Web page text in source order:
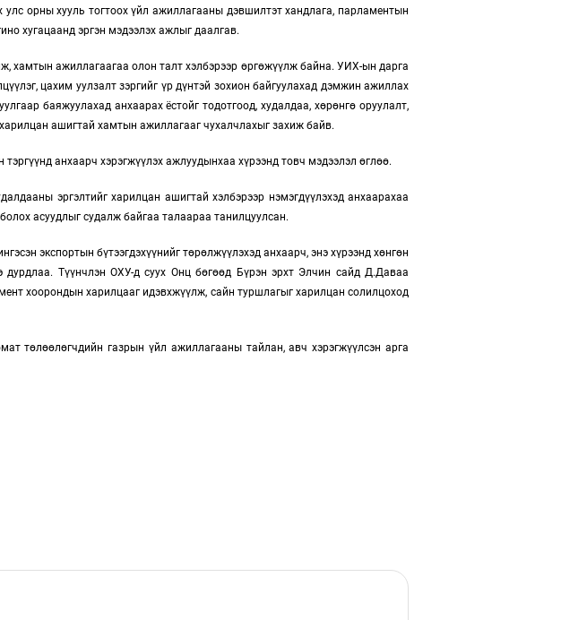
улс орны хууль тогтоох үйл ажиллагааны дэвшилтэт хандлага, парламентын
хугацаанд эргэн мэдээлэх ажлыг даалгав.
хамтын ажиллагаагаа олон талт хэлбэрээр өргөжүүлж байна. УИХ-ын дарга
цахим уулзалт зэргийг үр дүнтэй зохион байгуулахад дэмжин ажиллах
баяжуулахад анхаарах ёстойг тодотгоод, худалдаа, хөрөнгө оруулалт,
ашигтай хамтын ажиллагааг чухалчлахыг захиж байв.
анхаарч хэрэгжүүлэх ажлуудынхаа хүрээнд товч мэдээлэл өглөө.
эргэлтийг харилцан ашигтай хэлбэрээр нэмэгдүүлэхэд анхаарахаа
асуудлыг судалж байгаа талаараа танилцуулсан.
экспортын бүтээгдэхүүнийг төрөлжүүлэхэд анхаарч, энэ хүрээнд хөнгөн
Түүнчлэн ОХУ-д суух Онц бөгөөд Бүрэн эрхт Элчин сайд Д.Даваа
хоорондын харилцааг идэвхжүүлж, сайн туршлагыг харилцан солилцоход
төлөөлөгчдийн газрын үйл ажиллагааны тайлан, авч хэрэгжүүлсэн арга